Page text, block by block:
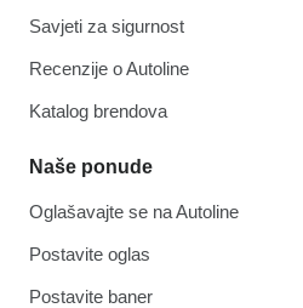
Savjeti za sigurnost
Recenzije o Autoline
Katalog brendova
Naše ponude
Oglašavajte se na Autoline
Postavite oglas
Postavite baner